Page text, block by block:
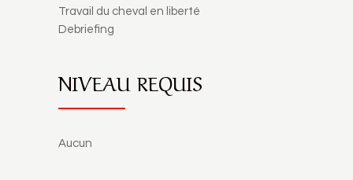
Travail du cheval en liberté
Debriefing
NIVEAU REQUIS
Aucun